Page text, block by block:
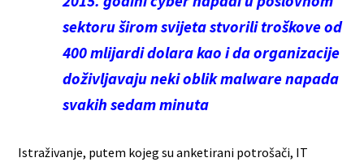
sektoru širom svijeta stvorili troškove od
400 mlijardi dolara kao i da organizacije
doživljavaju neki oblik malware napada
svakih sedam minuta
Istraživanje, putem kojeg su anketirani potrošači, IT